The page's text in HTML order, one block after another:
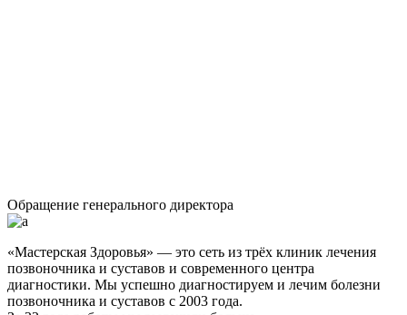
Обращение генерального директора
«Мастерская Здоровья» — это сеть из трёх клиник лечения
позвоночника и суставов и современного центра
диагностики. Мы успешно диагностируем и лечим болезни
позвоночника и суставов с 2003 года.